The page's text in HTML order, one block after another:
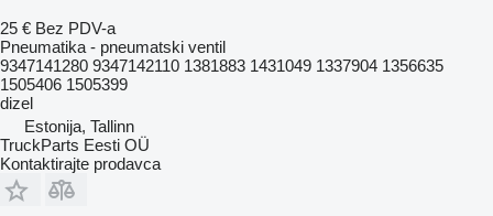
25 € Bez PDV-a
Pneumatika - pneumatski ventil
9347141280 9347142110 1381883 1431049 1337904 1356635
1505406 1505399
dizel
Estonija, Tallinn
TruckParts Eesti OÜ
Kontaktirajte prodavca